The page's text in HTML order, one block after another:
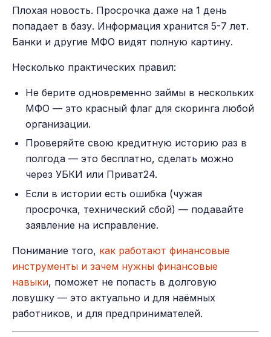
Плохая новость. Просрочка даже на 1 день
попадает в базу. Информация хранится 5-7 лет.
Банки и другие МФО видят полную картину.
Несколько практических правил:
Не берите одновременно займы в нескольких
МФО — это красный флаг для скоринга любой
организации.
Проверяйте свою кредитную историю раз в
полгода — это бесплатно, сделать можно
через УБКИ или Приват24.
Если в истории есть ошибка (чужая
просрочка, технический сбой) — подавайте
заявление на исправление.
Понимание того, как работают финансовые
инструменты и зачем нужны финансовые
навыки, поможет не попасть в долговую
ловушку — это актуально и для наёмных
работников, и для предпринимателей.